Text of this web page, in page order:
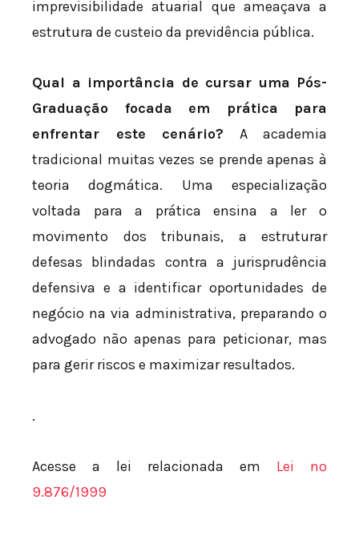
imprevisibilidade atuarial que ameaçava a
estrutura de custeio da previdência pública.
Qual a importância de cursar uma Pós-
Graduação focada em prática para
enfrentar este cenário? A academia
tradicional muitas vezes se prende apenas à
teoria dogmática. Uma especialização
voltada para a prática ensina a ler o
movimento dos tribunais, a estruturar
defesas blindadas contra a jurisprudência
defensiva e a identificar oportunidades de
negócio na via administrativa, preparando o
advogado não apenas para peticionar, mas
para gerir riscos e maximizar resultados.
.
Acesse a lei relacionada em Lei nº
9.876/1999